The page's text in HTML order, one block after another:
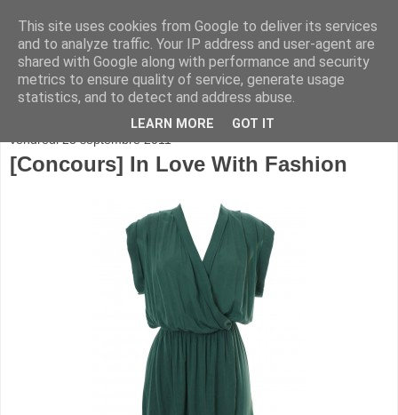
vendredi 23 septembre 2011
[Concours] In Love With Fashion
This site uses cookies from Google to deliver its services
and to analyze traffic. Your IP address and user-agent are
shared with Google along with performance and security
metrics to ensure quality of service, generate usage
statistics, and to detect and address abuse.
LEARN MORE GOT IT